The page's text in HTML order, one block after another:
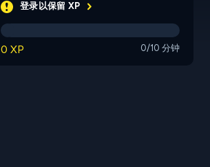
Transport Mahjong
登录以保留 XP
0 XP 0/10 分钟